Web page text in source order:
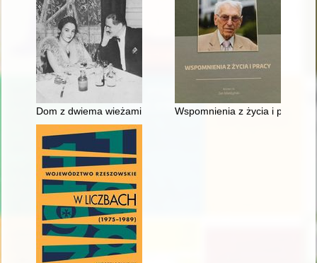
Dom z dwiema wieżami Wspomnienia z życia i pracy